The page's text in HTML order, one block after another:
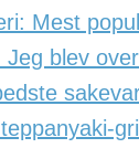
Mest
blev